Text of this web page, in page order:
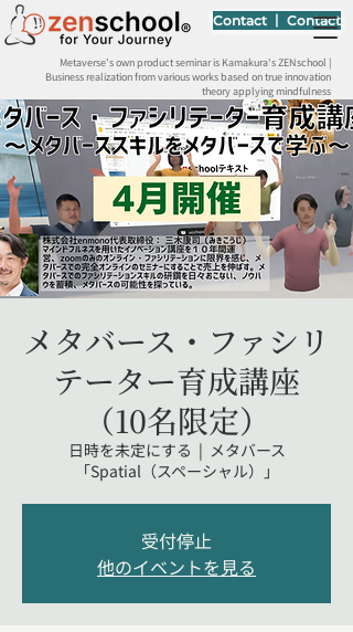
Contact 丨 Contact
Metaverse's own product seminar is Kamakura's ZENschool |
Business realization from various works based on true innovation
theory applying mindfulness
メタバース・ファシリ
テーター育成講座
（10名限定）
日時を未定にする
  |
メタバース
「Spatial（スペーシャル）」
受付停止
他のイベントを見る